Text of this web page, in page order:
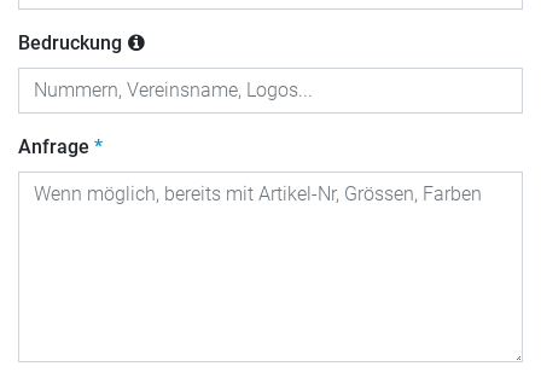
Bedruckung
Anfrage